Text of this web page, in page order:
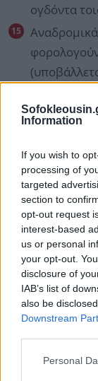
Information
If you wish to
processing of
targeted
section to
opt-out request
interest-based
us or personal
your opt-out.
disclosure of
IAB’s list of
also be
Downstream
Personal
ογδόντα
Αναδρομικά
αναπηρίας
που
Αναδρομικά
αναπήρους
ογδόντα
Κύρια
Επικουρική
Μέρισμα